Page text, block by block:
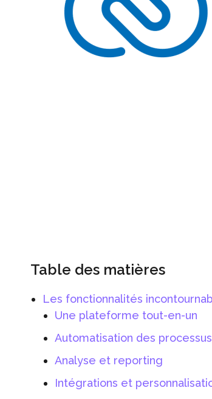
Table des matières
Les fonctionnalités
Une plateforme tout-en-un
Automatisation des processus
Analyse et reporting
Intégrations et